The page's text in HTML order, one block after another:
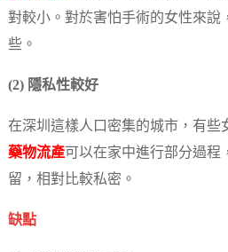
對較小。對於害怕手術的女性來說
些。
(2) 隱私性較好
在深圳這樣人口密集的城市，有些
藥物流產可以在家中進行部分過程
留，相對比較私密。
缺點